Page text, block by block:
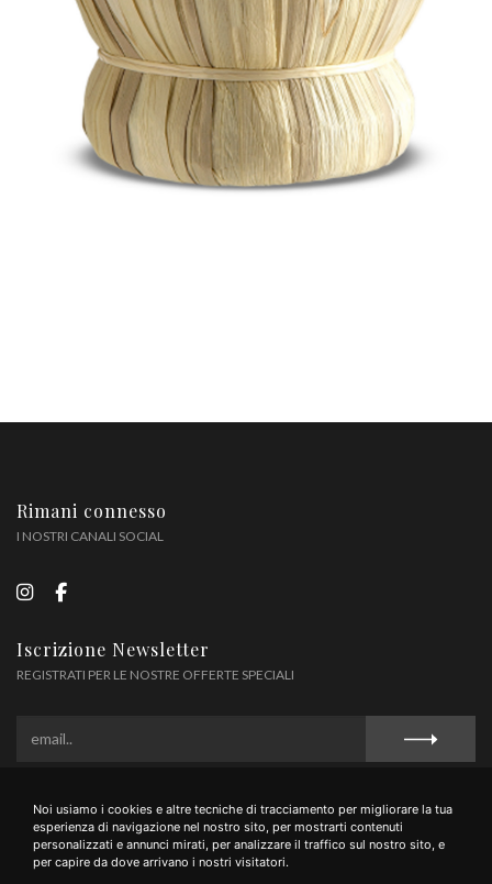
Noi usiamo i cookies e altre tecniche di tracciamento per migliorare la tua
esperienza di navigazione nel nostro sito, per mostrarti contenuti
personalizzati e annunci mirati, per analizzare il traffico sul nostro sito, e
per capire da dove arrivano i nostri visitatori.
Rimani connesso
I NOSTRI CANALI SOCIAL
Iscrizione Newsletter
REGISTRATI PER LE NOSTRE OFFERTE SPECIALI
Privacy Policy Cookie Policy Termini e Condizioni